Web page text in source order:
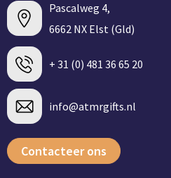
Pascalweg 4,
6662 NX Elst (Gld)
+ 31 (0) 481 36 65 20
info@atmrgifts.nl
Contacteer ons